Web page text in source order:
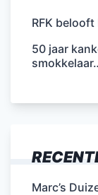
RFK
50 jaar
Marc’s